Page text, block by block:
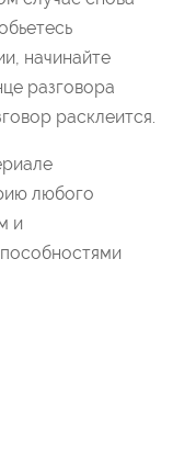
начинайте
разговора
расклеится.
любого
и